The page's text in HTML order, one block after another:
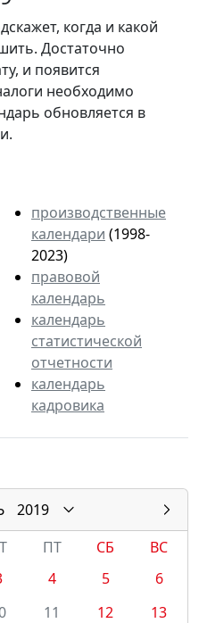
когда и какой
Достаточно
и появится
необходимо
обновляется в
производственные
календари (1998-
2023)
правовой
календарь
календарь
статистической
отчетности
календарь
кадровика
2019
ПТ СБ
ВС
4 5
6
11 12
13